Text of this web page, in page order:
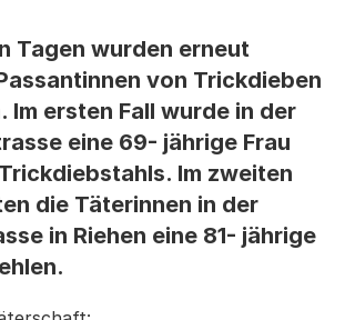
Tagen wurden erneut
von Trickdieben
Im ersten Fall wurde in der
eine 69- jährige Frau
Im zweiten
die Täterinnen in der
in Riehen eine 81- jährige